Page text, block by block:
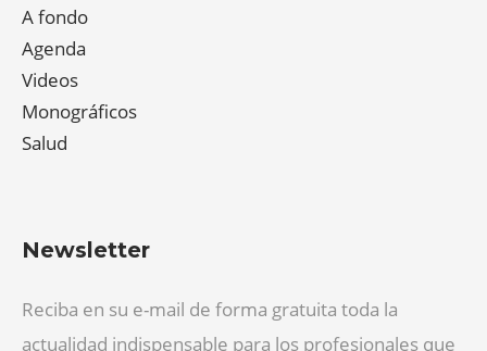
A fondo
Agenda
Videos
Monográficos
Salud
Newsletter
Reciba en su e-mail de forma gratuita toda la
actualidad indispensable para los profesionales que